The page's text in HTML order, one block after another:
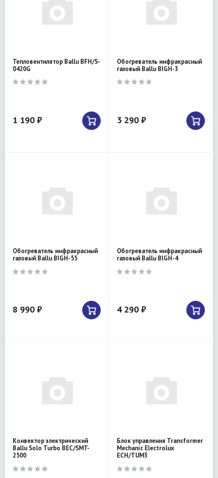
Тепловентилятор Ballu BFH/S-
0420G
1 190 ₽
Обогреватель инфракрасный
газовый Ballu BIGH-3
3 290 ₽
Обогреватель инфракрасный
газовый Ballu BIGH-55
8 990 ₽
Обогреватель инфракрасный
газовый Ballu BIGH-4
4 290 ₽
Конвектор электрический
Ballu Solo Turbo BEC/SMT-
2500
Блок управления Transformer
Mechanic Electrolux
ECH/TUM3